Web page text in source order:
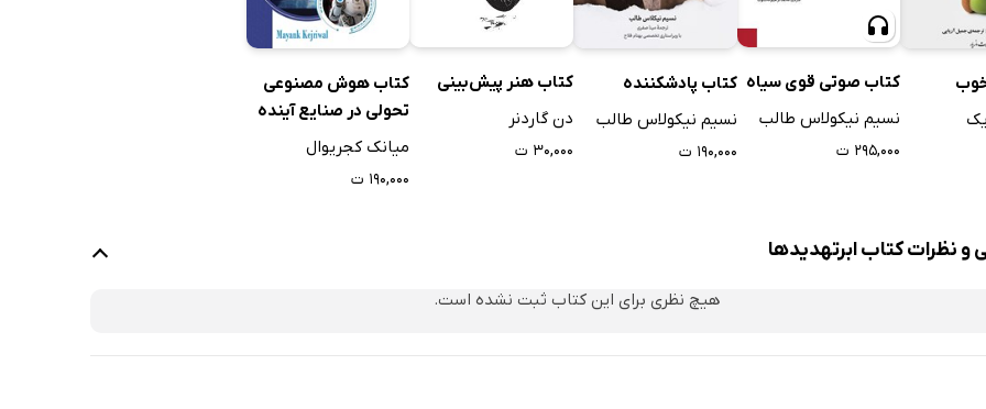
کتاب صوتی قوی سیاه
نسیم نیکولاس طالب
۲۹۵,۰۰۰ ت
کتاب پادشکننده
نسیم نیکولاس طالب
۱۹۰,۰۰۰ ت
کتاب هنر پیش‌بینی
دن گاردنر
۳۰,۰۰۰ ت
کتاب هوش مصنوعی
تحولی در صنایع آینده
میانک کجریوال
۱۹۰,۰۰۰ ت
و نظرات کتاب ابرتهدید‌ها
هیچ نظری برای این کتاب ثبت نشده است.